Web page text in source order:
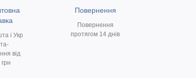
і Укр
від
Повернення
Повернення
протягом 14 днів